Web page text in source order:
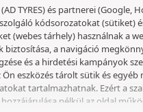
TYRES) és partnerei (Google,
kódsorozatokat (sütiket)
(webes tárhely) használnak a
biztosítása, a navigáció
és a hirdetési kampányok
Ön eszközés tárolt sütik és
tartalmazhatnak. Ezért a
nélkül az oldal